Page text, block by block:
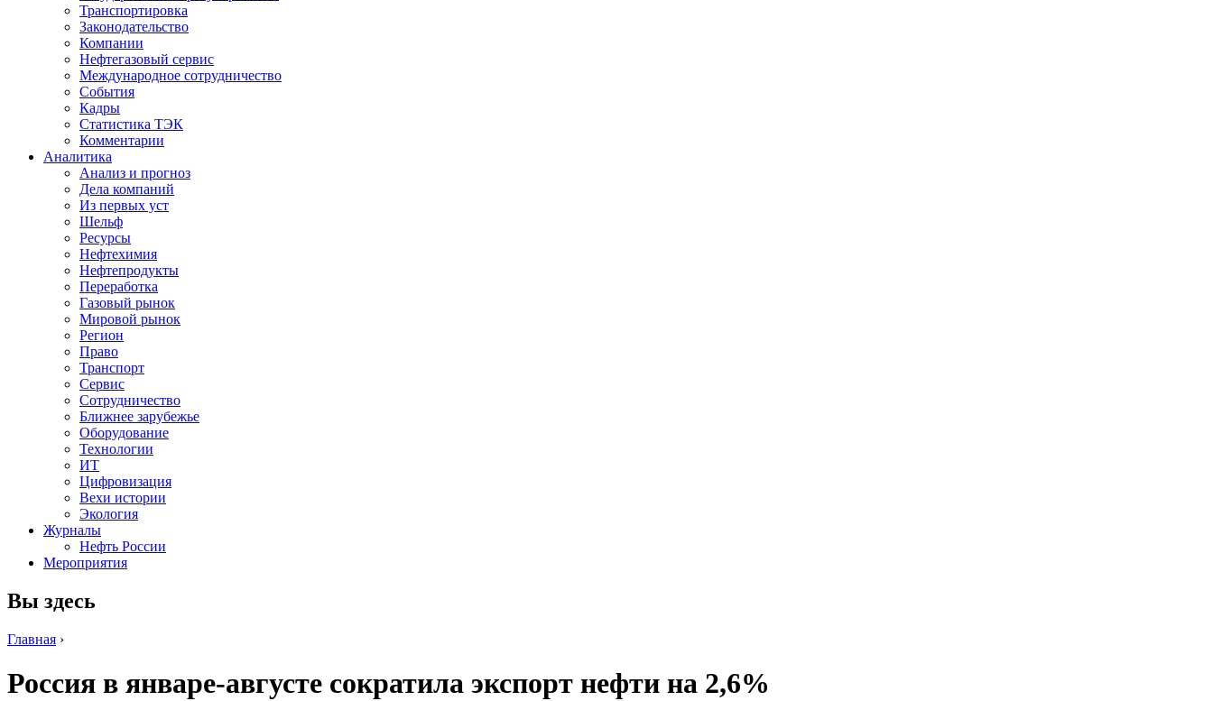
Транспортировка
Законодательство
Компании
Нефтегазовый сервис
Международное сотрудничество
События
Кадры
Статистика ТЭК
Комментарии
Аналитика
Анализ и прогноз
Дела компаний
Из первых уст
Шельф
Ресурсы
Нефтехимия
Нефтепродукты
Переработка
Газовый рынок
Мировой рынок
Регион
Право
Транспорт
Сервис
Сотрудничество
Ближнее зарубежье
Оборудование
Технологии
ИТ
Цифровизация
Вехи истории
Экология
Журналы
Нефть России
Мероприятия
Вы здесь
Главная ›
Россия в январе-августе сократила экспорт нефти на 2,6%